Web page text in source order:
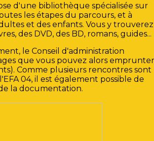
d'une bibliothèque spécialisée sur
les étapes du parcours, et à
et des enfants. Vous y trouverez
des DVD, des BD, romans, guides...
le Conseil d'administration
que vous pouvez alors emprunter
Comme plusieurs rencontres sont
04, il est également possible de
la documentation.